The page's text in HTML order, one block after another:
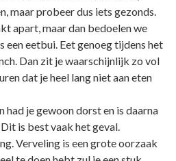
maar probeer dus iets gezonds.
apart, maar dan bedoelen we
een eetbui. Eet genoeg tijdens het
Dan zit je waarschijnlijk zo vol
dat je heel lang niet aan eten
had je gewoon dorst en is daarna
is best vaak het geval.
Verveling is een grote oorzaak